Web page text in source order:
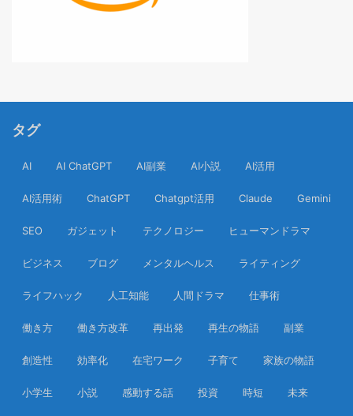
タグ
AI AI ChatGPT AI副業 AI小説 AI活用
AI活用術 ChatGPT Chatgpt活用 Claude Gemini
SEO ガジェット テクノロジー ヒューマンドラマ
ビジネス ブログ メンタルヘルス ライティング
ライフハック 人工知能 人間ドラマ 仕事術
働き方 働き方改革 再出発 再生の物語 副業
創造性 効率化 在宅ワーク 子育て 家族の物語
小学生 小説 感動する話 投資 時短 未来